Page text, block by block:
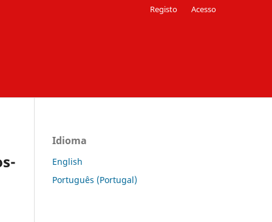
Registo Acesso
Idioma
English
Português (Portugal)